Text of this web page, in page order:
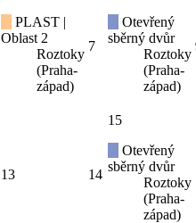
PLAST |
Oblast 2
Roztoky
(Praha-
západ)
7
Otevřený
sběrný dvůr
Roztoky
(Praha-
západ)
13 14
15
Otevřený
sběrný dvůr
Roztoky
(Praha-
západ)